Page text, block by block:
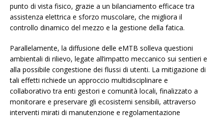
punto di vista fisico, grazie a un bilanciamento efficace tra
assistenza elettrica e sforzo muscolare, che migliora il
controllo dinamico del mezzo e la gestione della fatica.
Parallelamente, la diffusione delle eMTB solleva questioni
ambientali di rilievo, legate all’impatto meccanico sui sentieri e
alla possibile congestione dei flussi di utenti. La mitigazione di
tali effetti richiede un approccio multidisciplinare e
collaborativo tra enti gestori e comunità locali, finalizzato a
monitorare e preservare gli ecosistemi sensibili, attraverso
interventi mirati di manutenzione e regolamentazione